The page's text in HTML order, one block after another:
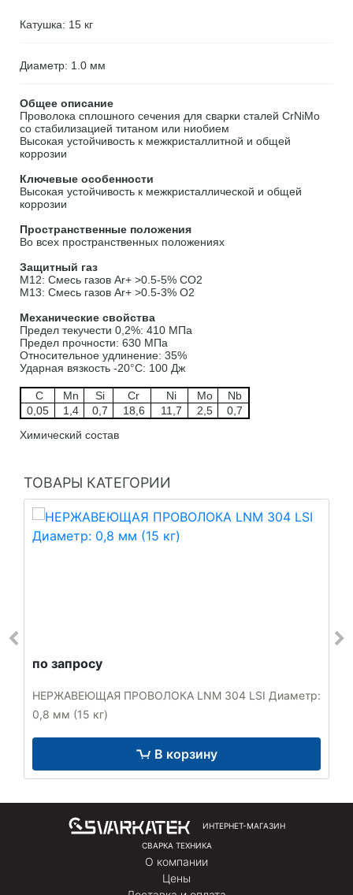
Катушка: 15 кг
Диаметр: 1.0 мм
Общее описание
Проволока сплошного сечения для сварки сталей CrNiMo
со стабилизацией титаном или ниобием
Высокая устойчивость к межкристаллитной и общей
коррозии
Ключевые особенности
Высокая устойчивость к межкристаллической и общей
коррозии
Пространственные положения
Во всех пространственных положениях
Защитный газ
M12: Смесь газов Ar+ >0.5-5% CO2
M13: Смесь газов Ar+ >0.5-3% O2
Механические свойства
Предел текучести 0,2%: 410 МПа
Предел прочности: 630 МПа
Относительное удлинение: 35%
Ударная вязкость -20°C: 100 Дж
Химический состав
C Mn Si Cr Ni Mo
Nb
0,05
1,4 0,7 18,6 11,7 2,5 0,7
ТОВАРЫ КАТЕГОРИИ
по запросу
НЕРЖАВЕЮЩАЯ ПРОВОЛОКА LNM 304 LSI Диаметр:
0,8 мм (15 кг)
В корзину
ИНТЕРНЕТ-МАГАЗИН
СВАРКА ТЕХНИКА
О компании
Цены